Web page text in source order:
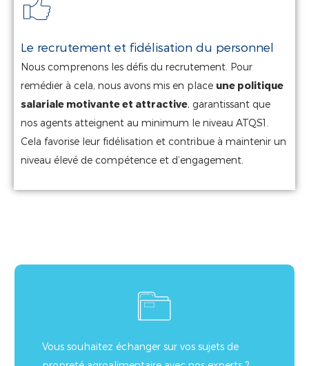
Le recrutement et fidélisation du personnel
Nous comprenons les défis du recrutement. Pour
remédier à cela, nous avons mis en place une politique
salariale motivante et attractive, garantissant que
nos agents atteignent au minimum le niveau ATQS1.
Cela favorise leur fidélisation et contribue à maintenir un
niveau élevé de compétence et d’engagement.
Vous souhaitez échanger sur vos sujets de